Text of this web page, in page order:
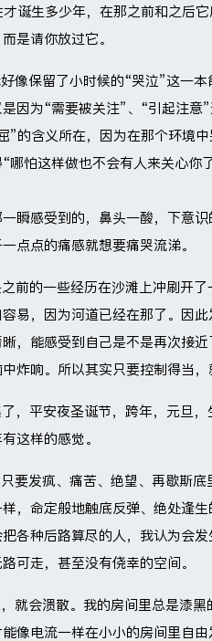
诞生多少年，在那之前和之后
是请你放过它。
像保留了小时候的“哭泣”这一
因为“需要被关注”、“引起注意
”的含义所在，因为在那个环境
哪怕这样做也不会有人来关心你
瞬感受到的，鼻头一酸，下意
点点的痛感就想要痛哭流涕。
前的一些经历在沙滩上冲刷开
易，因为河道已经在那了。因
，能感受到自己是不是再次接
炸响。所以其实只要控制得当
了，平安夜圣诞节，跨年，元旦
这样的感觉。
要发疯、痛苦、绝望、再歇斯
，命定般地触底反弹、绝处逢
各种后路算尽的人，我认为会
可走，甚至没有侥幸的空间。
就会溃散。我的房间里总是漆
像电流一样在小小的房间里自